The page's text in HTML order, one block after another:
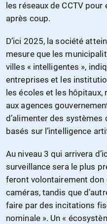
les réseaux de CCTV
après coup.
D’ici 2025, la société
mesure que les
villes « intelligentes »,
entreprises et les
les écoles et les
aux agences
d’alimenter des systèmes
basés sur l’intelligence
Au niveau 3 qui arrivera
surveillance sera le plus
feront volontairement don
caméras, tandis que
faire par des incitations
nominale ». Un «